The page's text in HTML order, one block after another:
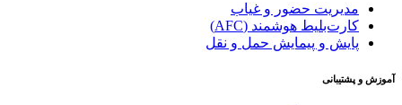
مدیریت حضور و غیاب
کارت‌بلیط هوشمند (AFC)
پایش و پیمایش حمل و نقل
آموزش و پشتیبانی